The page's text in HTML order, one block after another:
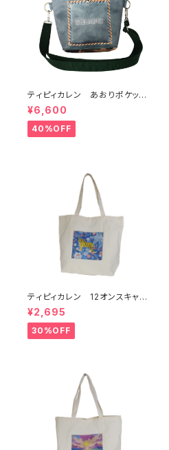
ティピィカレン あおりポケット
スクエアショルダーバッグ
¥6,600
40%OFF
ティピィカレン 12オンスキャン
バスハワイアン柄ビッグマイバッ
グ
¥2,695
30%OFF